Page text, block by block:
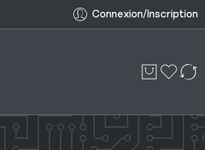
Connexion/Inscription